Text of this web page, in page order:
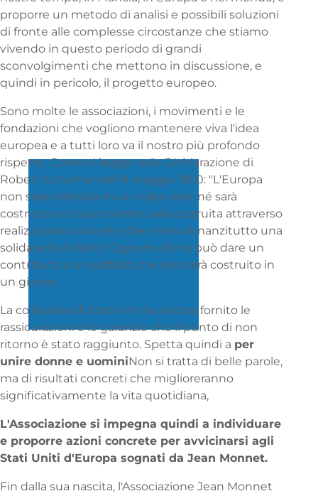
proporre un metodo di analisi e possibili soluzioni
di fronte alle complesse circostanze che stiamo
vivendo in questo periodo di grandi
sconvolgimenti che mettono in discussione, e
quindi in pericolo, il progetto europeo.
Sono molte le associazioni, i movimenti e le
fondazioni che vogliono mantenere viva l'idea
europea e a tutti loro va il nostro più profondo
rispetto. Come si legge nella Dichiarazione di
Robert Schuman del 9 maggio 1950: "L'Europa
non sarà costruita in un colpo solo, né sarà
costruita nel suo insieme: sarà costruita attraverso
realizzazioni concrete che creino innanzitutto una
solidarietà di fatto". Ognuno di noi può dare un
contributo a un edificio che non sarà costruito in
un giorno.
La coalizione di Stati non ha ancora fornito le
rassicurazioni e le garanzie che il punto di non
ritorno è stato raggiunto. Spetta quindi a per
unire donne e uominiNon si tratta di belle parole,
ma di risultati concreti che miglioreranno
significativamente la vita quotidiana,
L'Associazione si impegna quindi a individuare
e proporre azioni concrete per avvicinarsi agli
Stati Uniti d'Europa sognati da Jean Monnet.
Fin dalla sua nascita, l'Associazione Jean Monnet